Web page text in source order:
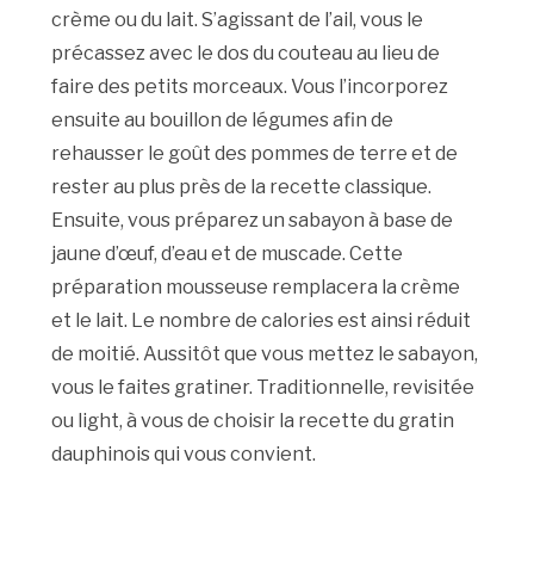
crème ou du lait. S’agissant de l’ail, vous le
précassez avec le dos du couteau au lieu de
faire des petits morceaux. Vous l’incorporez
ensuite au bouillon de légumes afin de
rehausser le goût des pommes de terre et de
rester au plus près de la recette classique.
Ensuite, vous préparez un sabayon à base de
jaune d’œuf, d’eau et de muscade. Cette
préparation mousseuse remplacera la crème
et le lait. Le nombre de calories est ainsi réduit
de moitié. Aussitôt que vous mettez le sabayon,
vous le faites gratiner. Traditionnelle, revisitée
ou light, à vous de choisir la recette du gratin
dauphinois qui vous convient.